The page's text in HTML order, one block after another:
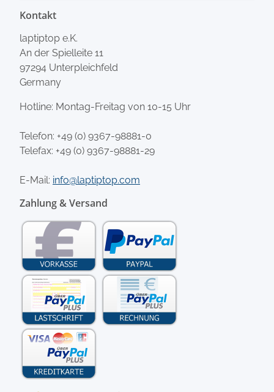
Kontakt
laptiptop e.K.
An der Spielleite 11
97294 Unterpleichfeld
Germany
Hotline: Montag-Freitag von 10-15 Uhr
Telefon: +49 (0) 9367-98881-0
Telefax: +49 (0) 9367-98881-29
E-Mail: info@laptiptop.com
Zahlung & Versand